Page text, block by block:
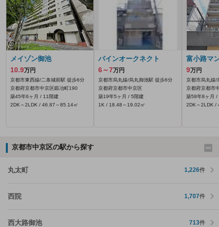
メイゾン御池
10.9万円
京都市東西線/二条城前駅 徒歩6分
京都府京都市中京区鍛冶町190
築45年6ヶ月 / 11階建
2DK～2LDK / 46.87～85.14㎡
バインオークネクト
6～7万円
京都市烏丸線/烏丸御池駅 徒歩6分
京都府京都市中京区
築19年5ヶ月 / 5階建
1K / 18.48～19.02㎡
富小路マ
9万円
京都市烏丸線/
京都府京都市
築58年8ヶ月 /
2DK～2LDK /
京都市中京区の駅から探す
丸太町 1,226件
西院 1,707件
西大路御池 713件